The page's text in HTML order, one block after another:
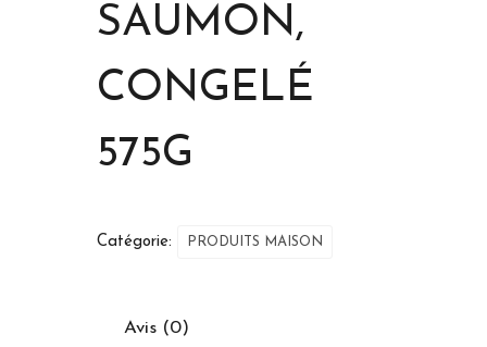
SAUMON,
CONGELÉ
575G
Catégorie: PRODUITS MAISON
Avis (0)